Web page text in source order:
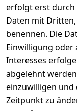
4
3
2
1
Es hat noch
erfolgt erst durch
Daten mit
benennen. Die
Einwilligung
Interesses
abgelehnt
einzuwilligen und
Zeitpunkt zu